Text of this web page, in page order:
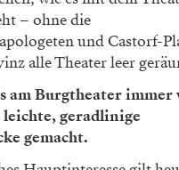
– ohne die
und Castorf-
alle Theater leer
am Burgtheater
leichte, geradlinige
gemacht.